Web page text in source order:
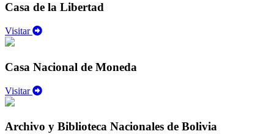
Casa de la Libertad
Visitar
Casa Nacional de Moneda
Visitar
Archivo y Biblioteca Nacionales de Bolivia